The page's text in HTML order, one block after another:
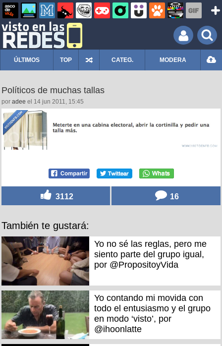
ÚLTIMOS TOP CATEG. MODERA
Políticos de muchas tallas
por adee el 14 jun 2011, 15:45
3112 16
También te gustará:
Yo no sé las reglas, pero me
siento parte del grupo igual,
por @PropositoyVida
Yo contando mi movida con
todo el entusiasmo y el grupo
en modo ‘visto’, por
@ihoonlatte